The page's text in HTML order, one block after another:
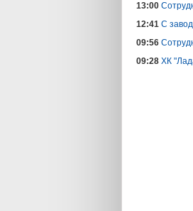
13:00
12:41 С
09:56
09:28 ХК